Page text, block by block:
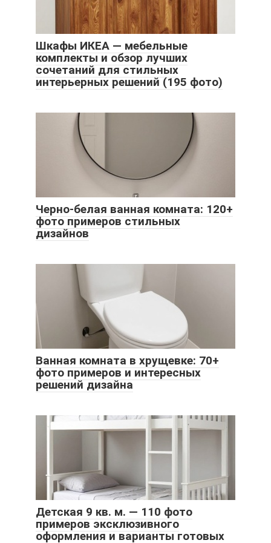
Шкафы ИКЕА — мебельные
комплекты и обзор лучших
сочетаний для стильных
интерьерных решений (195 фото)
Черно-белая ванная комната: 120+
фото примеров стильных
дизайнов
Ванная комната в хрущевке: 70+
фото примеров и интересных
решений дизайна
Детская 9 кв. м. — 110 фото
примеров эксклюзивного
оформления и варианты готовых